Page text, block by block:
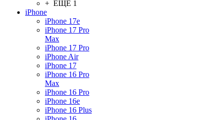
+ ЕЩЕ 1
iPhone
iPhone 17e
iPhone 17 Pro
Max
iPhone 17 Pro
iPhone Air
iPhone 17
iPhone 16 Pro
Max
iPhone 16 Pro
iPhone 16e
iPhone 16 Plus